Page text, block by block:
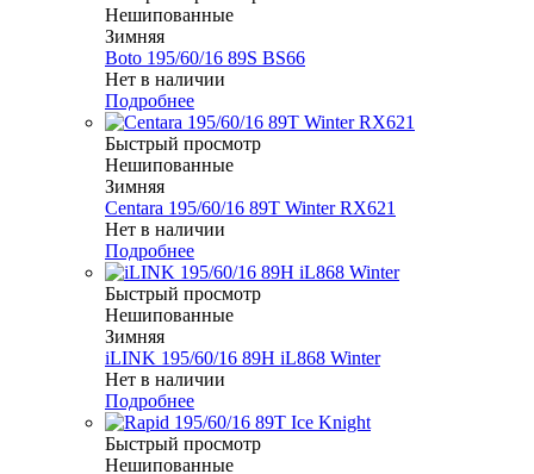
Нешипованные
Зимняя
Boto 195/60/16 89S BS66
Нет в наличии
Подробнее
Быстрый просмотр
Нешипованные
Зимняя
Centara 195/60/16 89T Winter RX621
Нет в наличии
Подробнее
Быстрый просмотр
Нешипованные
Зимняя
iLINK 195/60/16 89H iL868 Winter
Нет в наличии
Подробнее
Быстрый просмотр
Нешипованные